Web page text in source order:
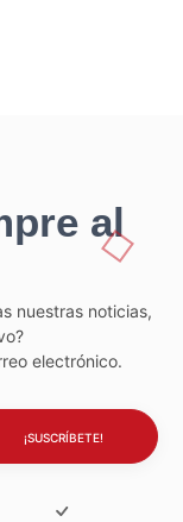
al
nuestras noticias,
electrónico.